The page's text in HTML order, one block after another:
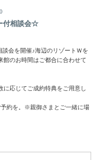
付相談会☆
会を開催♪海辺のリゾートＷを
館のお時間はご都合に合わせて
応じてご成約特典をご用意し
約を。※親御さまとご一緒に場